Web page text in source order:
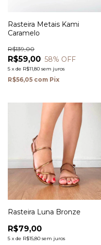
Rasteira Metais Kami
Caramelo
R$59,00
R$139,00
58% OFF
5 x de R$11,80 sem juros
R$56,05 com Pix
Rasteira Luna Bronze
R$79,00
5 x de R$15,80 sem juros